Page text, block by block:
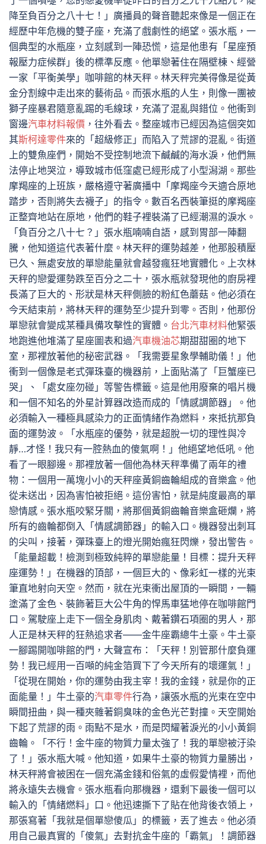
降至負百分之八十七！」廣播員的聲音聽起來像是一個正在
經歷中年危機的雙子座，充滿了戲劇性的絕望。張水瓶，一
個典型的水瓶座，立刻感到一陣恐慌，這是他患有「星座預
報壓力症候群」後的標準反應。他單戀著住在隔壁棟、經營
一家「平衡美學」咖啡館的林天秤。林天秤完美得像是從黃
金分割線中走出來的藝術品。而張水瓶的人生，則像一團被
獅子座暴君隨意亂踢的毛線球，充滿了混亂與錯位。他衝到
窗邊汽車材料報價 ，往外看去。整座城市已經因為這個突如
其斯柯達零件來的「超級修正」而陷入了荒謬的混亂。街道
上的雙魚座們，開始不受控制地流下鹹鹹的海水淚，他們無
法停止地哭泣，導致城市低窪處已經形成了小型潟湖。那些
摩羯座的上班族，嚴格遵守著廣播中「摩羯座今天適合原地
踏步，否則將失去襪子」的指令。數百名西裝筆挺的摩羯座
正整齊地站在原地，他們的鞋子裡裝滿了已經潮濕的淚水。
「負百分之八十七？」張水瓶喃喃自語，感到胃部一陣翻
騰，他知道這代表著什麼。林天秤的運勢越差，他那股積壓
已久、無處安放的單戀能量就會越發瘋狂地實體化。上次林
天秤的戀愛運勢跌至百分之二十，張水瓶就發現他的廚房裡
長滿了巨大的、形狀是林天秤側臉的粉紅色蘑菇。他必須在
今天結束前，將林天秤的運勢至少提升到零。否則，他那份
單戀就會變成某種具備攻擊性的實體。 台北汽車材料他緊張
地跑進他堆滿了星座圖表和過汽車機油芯期甜甜圈的地下
室，那裡放著他的秘密武器。「我需要星象學輔助儀！」他
衝到一個像是老式彈珠臺的機器前，上面貼滿了「巨蟹座已
哭」、「處女座勿碰」等警告標籤。這是他用廢棄的唱片機
和一個不知名的外星計算器改造而成的「情感調節器」。他
必須輸入一種極具感染力的正面情緒作為燃料，來抵抗那負
面的運勢波。「水瓶座的優勢，就是超脫一切的理性與冷
靜…才怪！我只有一腔熱血的傻氣啊！」他絕望地低吼。他
看了一眼腳邊。那裡放著一個他為林天秤準備了兩年的禮
物：一個用一萬塊小小的天秤座黃銅齒輪組成的音樂盒。他
從未送出，因為害怕被拒絕。這份害怕，就是純度最高的單
戀情感。張水瓶咬緊牙關，將那個黃銅齒輪音樂盒砸爛，將
所有的齒輪都倒入「情感調節器」的輸入口。機器發出刺耳
的尖叫，接著，彈珠臺上的燈光開始瘋狂閃爍，發出警告。
「能量超載！檢測到極致純粹的單戀能量！目標：提升天秤
座運勢！」在機器的頂部，一個巨大的、像彩虹一樣的光束
筆直地射向天空。然而，就在光束衝出屋頂的一瞬間，一輛
塗滿了金色、裝飾著巨大公牛角的悍馬車猛地停在咖啡館門
口。駕駛座上走下一個全身肌肉、戴著鑽石項圈的男人，那
人正是林天秤的狂熱追求者——金牛座霸總牛土豪。牛土豪
一腳踢開咖啡館的門，大聲宣布：「天秤！別管那什麼負運
勢！我已經用一百噸的純金箔買下了今天所有的壞運氣！」
「從現在開始，你的運勢由我主宰！我的金錢，就是你的正
面能量！」牛土豪的汽車零件行為，讓張水瓶的光束在空中
瞬間扭曲，與一種夾雜著銅臭味的金色光芒對撞。天空開始
下起了荒謬的雨。雨點不是水，而是閃耀著淚光的小小黃銅
齒輪。「不行！金牛座的物質力量太強了！我的單戀被汙染
了！」張水瓶大喊。他知道，如果牛土豪的物質力量勝出，
林天秤將會被困在一個充滿金錢和俗氣的虛假愛情裡，而他
將永遠失去機會。張水瓶看向那機器，還剩下最後一個可以
輸入的「情緒燃料」口。他迅速撕下了貼在他背後衣領上，
那張寫著「我就是個單戀傻瓜」的標籤，丟了進去。他必須
用自己最真實的「傻氣」去對抗金牛座的「霸氣」！調節器